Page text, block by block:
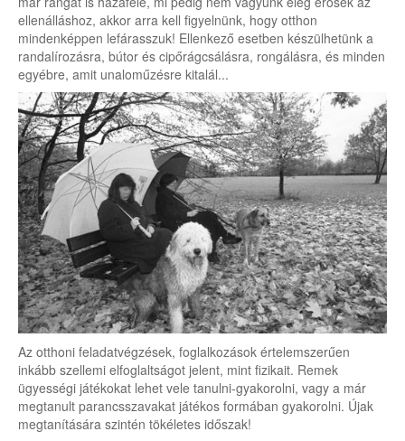
ellenálláshoz, akkor arra kell figyelnünk, hogy otthon
mindenképpen lefárasszuk! Ellenkező esetben készülhetünk a
randalírozásra, bútor és cipőrágcsálásra, rongálásra, és minden
egyébre, amit unaloműzésre kitalál...
Az otthoni feladatvégzések, foglalkozások értelemszerűen
inkább szellemi elfoglaltságot jelent, mint fizikait. Remek
ügyességi játékokat lehet vele tanulni-gyakorolni, vagy a már
megtanult parancsszavakat játékos formában gyakorolni. Újak
megtanítására szintén tökéletes időszak!